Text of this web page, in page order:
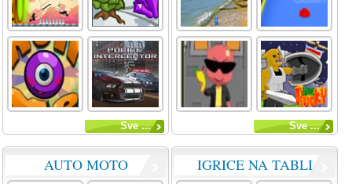
Sve ... Sve ...
AUTO MOTO IGRICE NA TABLI